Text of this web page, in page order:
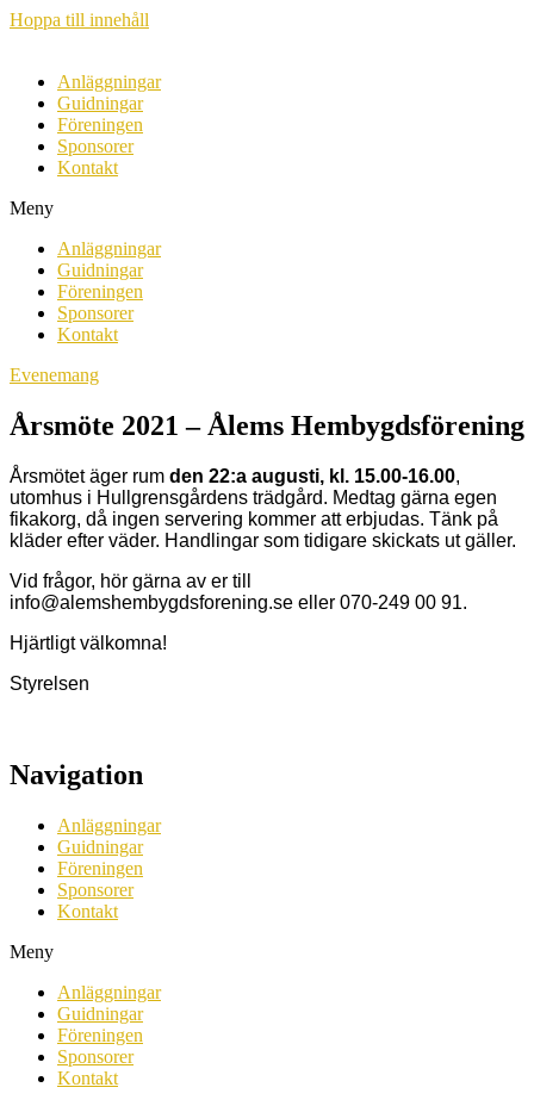
Hoppa till innehåll
Anläggningar
Guidningar
Föreningen
Sponsorer
Kontakt
Meny
Anläggningar
Guidningar
Föreningen
Sponsorer
Kontakt
Evenemang
Årsmöte 2021 – Ålems Hembygdsförening
Årsmötet äger rum den 22:a augusti, kl. 15.00-16.00,
utomhus i Hullgrensgårdens trädgård. Medtag gärna egen
fikakorg, då ingen servering kommer att erbjudas. Tänk på
kläder efter väder. Handlingar som tidigare skickats ut gäller.
Vid frågor, hör gärna av er till
info@alemshembygdsforening.se eller 070-249 00 91.
Hjärtligt välkomna!
Styrelsen
Navigation
Anläggningar
Guidningar
Föreningen
Sponsorer
Kontakt
Meny
Anläggningar
Guidningar
Föreningen
Sponsorer
Kontakt